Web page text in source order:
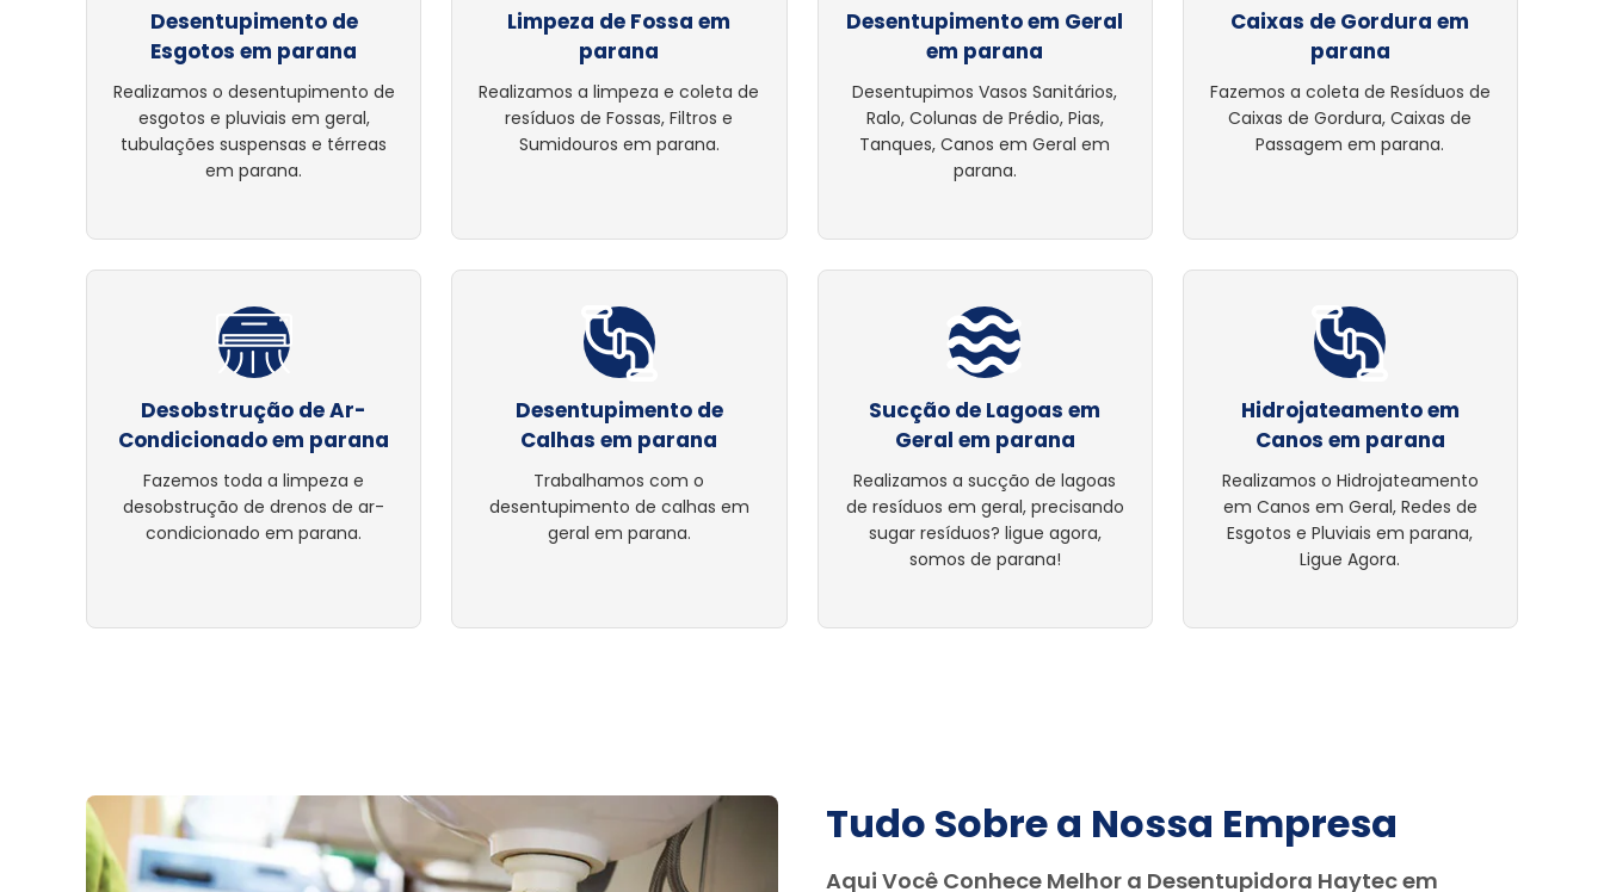
Desentupimento de
Esgotos em parana
Realizamos o desentupimento de
esgotos e pluviais em geral,
tubulações suspensas e térreas
em parana.
Limpeza de Fossa em
parana
Realizamos a limpeza e coleta de
resíduos de Fossas, Filtros e
Sumidouros em parana.
Desentupimento em Geral
em parana
Desentupimos Vasos Sanitários,
Ralo, Colunas de Prédio, Pias,
Tanques, Canos em Geral em
parana.
Caixas de Gordura em
parana
Fazemos a coleta de Resíduos de
Caixas de Gordura, Caixas de
Passagem em parana.
Desobstrução de Ar-
Condicionado em parana
Fazemos toda a limpeza e
desobstrução de drenos de ar-
condicionado em parana.
Desentupimento de
Calhas em parana
Trabalhamos com o
desentupimento de calhas em
geral em parana.
Sucção de Lagoas em
Geral em parana
Realizamos a sucção de lagoas
de resíduos em geral, precisando
sugar resíduos? ligue agora,
somos de parana!
Hidrojateamento em
Canos em parana
Realizamos o Hidrojateamento
em Canos em Geral, Redes de
Esgotos e Pluviais em parana,
Ligue Agora.
Tudo Sobre a Nossa Empresa
Aqui Você Conhece Melhor a Desentupidora Haytec em